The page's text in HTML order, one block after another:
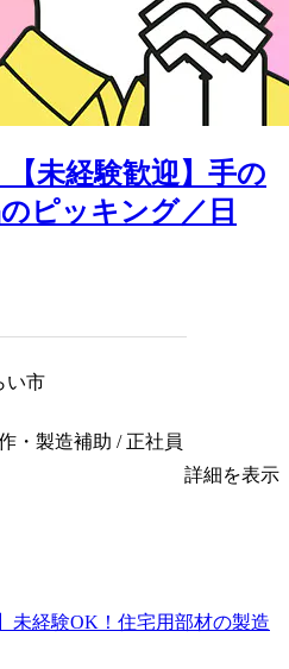
【未経験歓迎】手の
ピッキング／日
い市
・製造補助 / 正社員
詳細を表示